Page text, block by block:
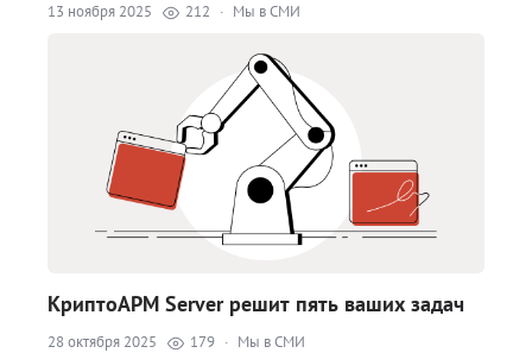
13 ноября 2025 212 · Мы в СМИ
КриптоАРМ Server решит пять ваших задач
28 октября 2025 179 · Мы в СМИ